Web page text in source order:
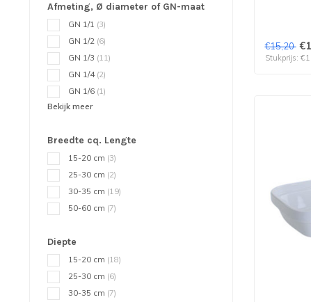
Afmeting, Ø diameter of GN-maat
GN 1/1 (3)
GN 1/2 (6)
GN 1/3 (11)
GN 1/4 (2)
GN 1/6 (1)
Bekijk meer
Breedte cq. Lengte
15-20 cm (3)
25-30 cm (2)
30-35 cm (19)
50-60 cm (7)
Diepte
15-20 cm (18)
25-30 cm (6)
30-35 cm (7)
€15,20
Stukprijs: